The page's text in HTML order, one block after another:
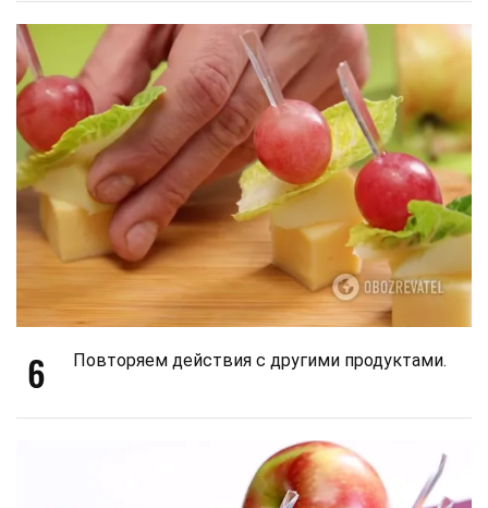
6 Повторяем действия с другими продуктами.